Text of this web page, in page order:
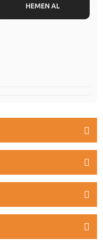
HEMEN AL